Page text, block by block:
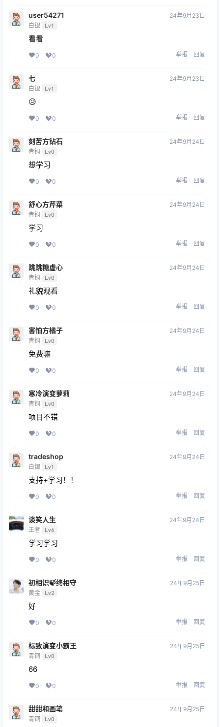
user54271
白银 Lv1
24年9月23日
看看
0 0 举报 回复
七
白银 Lv1
24年9月23日
😥
0 0 举报 回复
刻苦方钻石
青铜 Lv0
24年9月24日
想学习
0 0 举报 回复
舒心方芹菜
青铜 Lv0
24年9月24日
学习
0 0 举报 回复
跳跳糖虚心
青铜 Lv0
24年9月24日
礼貌观看
0 0 举报 回复
害怕方橘子
青铜 Lv0
24年9月24日
免费嘛
0 0 举报 回复
寒冷演变萝莉
青铜 Lv0
24年9月24日
项目不错
0 0 举报 回复
tradeshop
白银 Lv1
24年9月24日
支持+学习！！
0 0 举报 回复
谈笑人生
王者 Lv6
24年9月24日
学习学习
0 0 举报 回复
初相识🍃终相守
黄金 Lv2
24年9月25日
好
0 0 举报 回复
标致演变小霸王
青铜 Lv0
24年9月25日
66
0 0 举报 回复
甜甜和画笔
青铜 Lv0
24年9月25日